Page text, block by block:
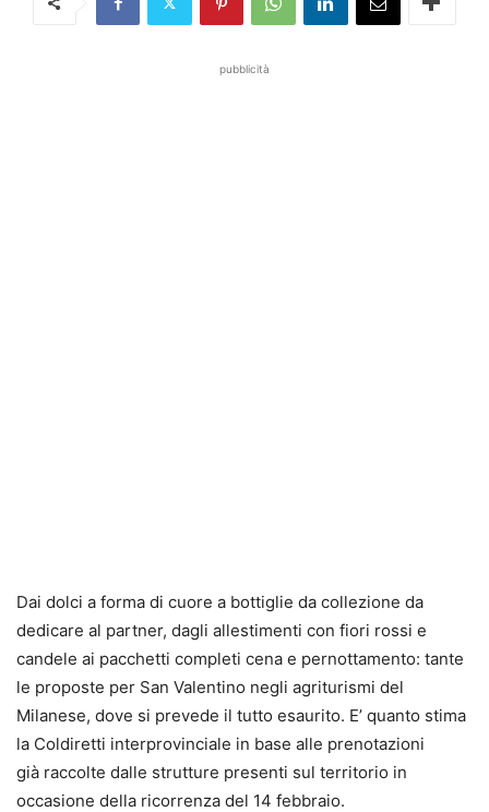
pubblicità
Dai dolci a forma di cuore a bottiglie da collezione da
dedicare al partner, dagli allestimenti con fiori rossi e
candele ai pacchetti completi cena e pernottamento: tante
le proposte per San Valentino negli agriturismi del
Milanese, dove si prevede il tutto esaurito. E’ quanto stima
la Coldiretti interprovinciale in base alle prenotazioni
già raccolte dalle strutture presenti sul territorio in
occasione della ricorrenza del 14 febbraio.